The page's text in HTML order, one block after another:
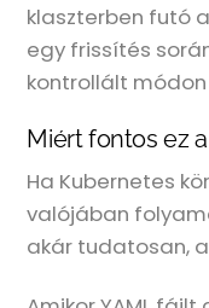
klaszterben futó
egy frissítés
kontrollált
Miért fontos ez
Ha Kubernetes
valójában
akár tudatosan,